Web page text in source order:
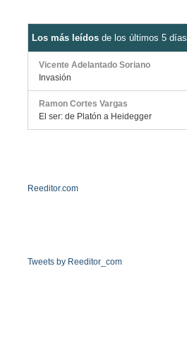
Los más leídos de los últimos 5 días
Vicente Adelantado Soriano
Invasión
Ramon Cortes Vargas
El ser: de Platón a Heidegger
Reeditor.com
Tweets by Reeditor_com